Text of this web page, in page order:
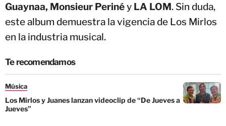
Guaynaa, Monsieur Perinéy LA LOM. Sin duda,
este album demuestra la vigencia de Los Mirlos
en la industria musical.
Te recomendamos
Música
Los Mirlos y Juanes lanzan videoclip de “De Jueves a
Jueves”